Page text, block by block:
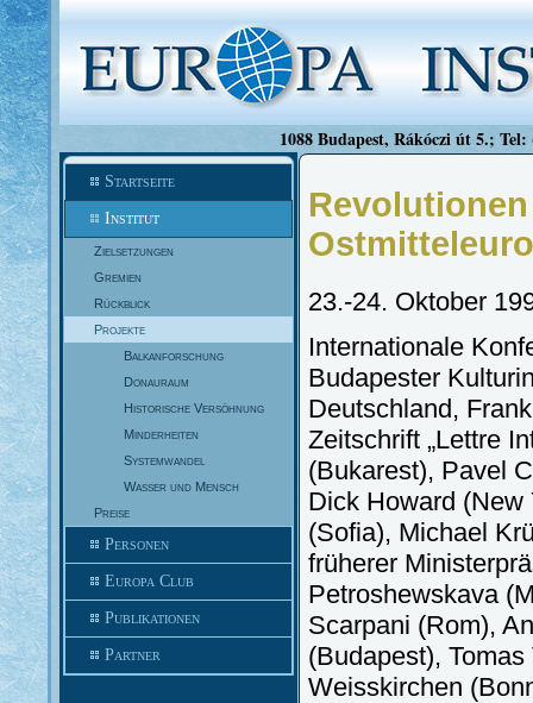
1088 Budapest, Rákóczi út 5.;
Startseite
Institut
Zielsetzungen
Gremien
Rückblick
Projekte
Balkanforschung
Donauraum
Historische Versöhnung
Minderheiten
Systemwandel
Wasser und Mensch
Preise
Personen
Europa Club
Publikationen
Partner
23.-24. Oktober
Internationale
Budapester
Deutschland,
Zeitschrift „Lettre
(Bukarest), Pavel
Dick Howard (New
(Sofia), Michael
früherer
Petroshewskava
Scarpani (Rom),
(Budapest),
Weisskirchen